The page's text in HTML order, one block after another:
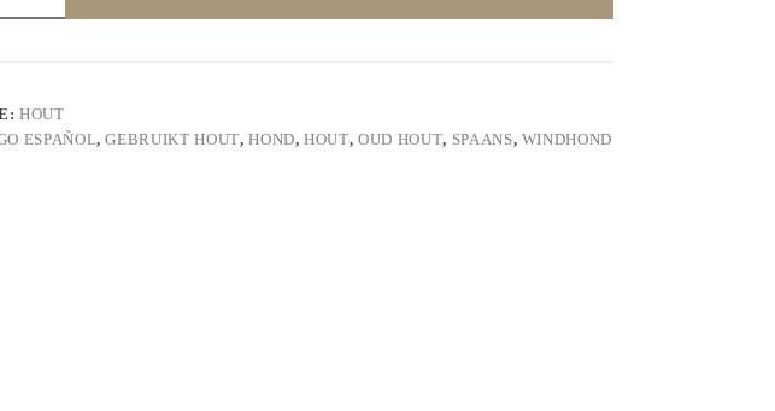
HOUT
ESPAÑOL,GEBRUIKT HOUT,HOND,HOUT,OUD HOUT, SPAANS, WINDHOND